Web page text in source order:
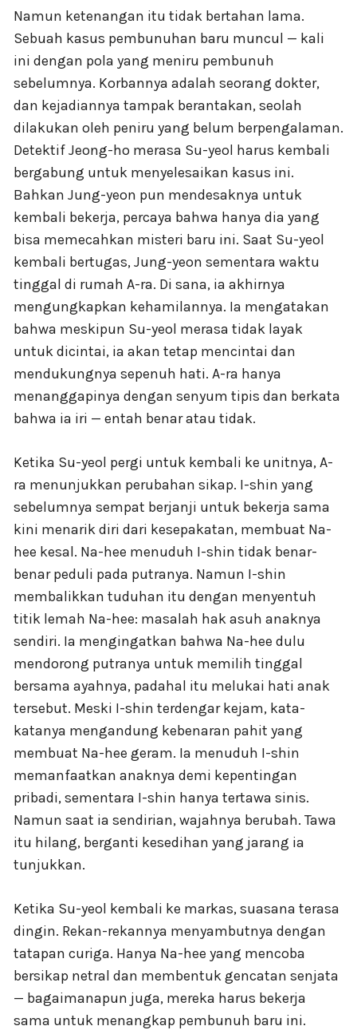
Namun ketenangan itu tidak bertahan lama.
Sebuah kasus pembunuhan baru muncul — kali
ini dengan pola yang meniru pembunuh
sebelumnya. Korbannya adalah seorang dokter,
dan kejadiannya tampak berantakan, seolah
dilakukan oleh peniru yang belum berpengalaman.
Detektif Jeong-ho merasa Su-yeol harus kembali
bergabung untuk menyelesaikan kasus ini.
Bahkan Jung-yeon pun mendesaknya untuk
kembali bekerja, percaya bahwa hanya dia yang
bisa memecahkan misteri baru ini. Saat Su-yeol
kembali bertugas, Jung-yeon sementara waktu
tinggal di rumah A-ra. Di sana, ia akhirnya
mengungkapkan kehamilannya. Ia mengatakan
bahwa meskipun Su-yeol merasa tidak layak
untuk dicintai, ia akan tetap mencintai dan
mendukungnya sepenuh hati. A-ra hanya
menanggapinya dengan senyum tipis dan berkata
bahwa ia iri — entah benar atau tidak.
Ketika Su-yeol pergi untuk kembali ke unitnya, A-
ra menunjukkan perubahan sikap. I-shin yang
sebelumnya sempat berjanji untuk bekerja sama
kini menarik diri dari kesepakatan, membuat Na-
hee kesal. Na-hee menuduh I-shin tidak benar-
benar peduli pada putranya. Namun I-shin
membalikkan tuduhan itu dengan menyentuh
titik lemah Na-hee: masalah hak asuh anaknya
sendiri. Ia mengingatkan bahwa Na-hee dulu
mendorong putranya untuk memilih tinggal
bersama ayahnya, padahal itu melukai hati anak
tersebut. Meski I-shin terdengar kejam, kata-
katanya mengandung kebenaran pahit yang
membuat Na-hee geram. Ia menuduh I-shin
memanfaatkan anaknya demi kepentingan
pribadi, sementara I-shin hanya tertawa sinis.
Namun saat ia sendirian, wajahnya berubah. Tawa
itu hilang, berganti kesedihan yang jarang ia
tunjukkan.
Ketika Su-yeol kembali ke markas, suasana terasa
dingin. Rekan-rekannya menyambutnya dengan
tatapan curiga. Hanya Na-hee yang mencoba
bersikap netral dan membentuk gencatan senjata
— bagaimanapun juga, mereka harus bekerja
sama untuk menangkap pembunuh baru ini.